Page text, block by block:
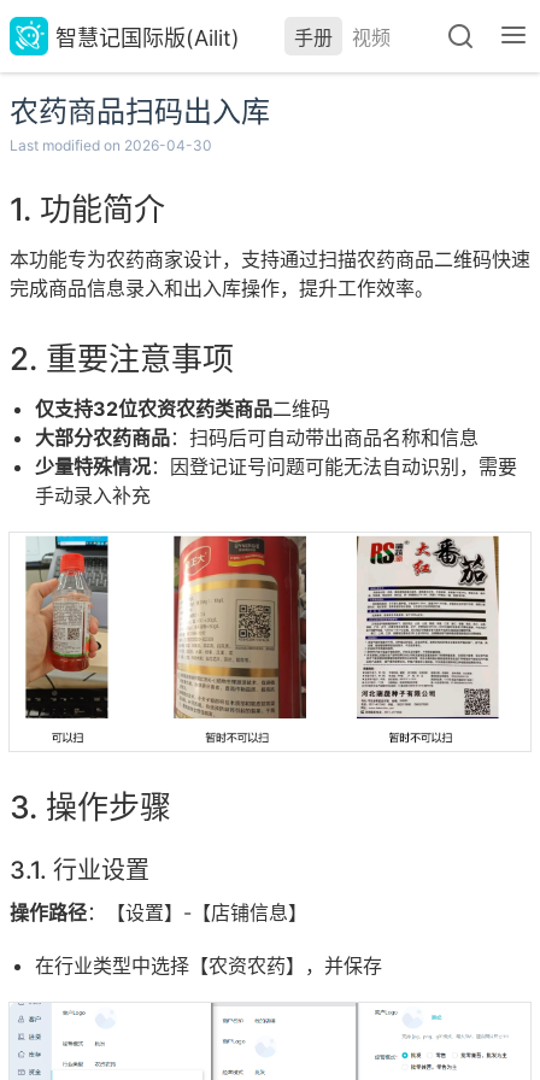
智慧记国际版(Ailit) 手册 视频
农药商品扫码出入库
Last modified on 2026-04-30
功能简介
本功能专为农药商家设计，支持通过扫描农药商品二维码快速
完成商品信息录入和出入库操作，提升工作效率。
重要注意事项
仅支持32位农资农药类商品二维码
大部分农药商品：扫码后可自动带出商品名称和信息
少量特殊情况：因登记证号问题可能无法自动识别，需要
手动录入补充
操作步骤
行业设置
操作路径：【设置】-【店铺信息】
在行业类型中选择【农资农药】，并保存